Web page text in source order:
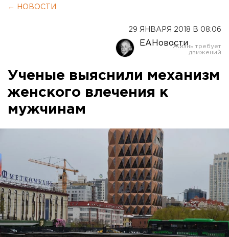
← НОВОСТИ
29 ЯНВАРЯ 2018 В 08:06
ЕАНовости
Ученые выяснили механизм
женского влечения к
мужчинам